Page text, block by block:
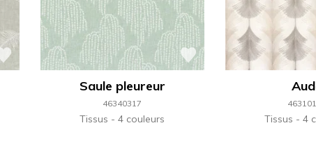
Saule pleureur
46340317
Tissus 4 couleurs Tissus 4